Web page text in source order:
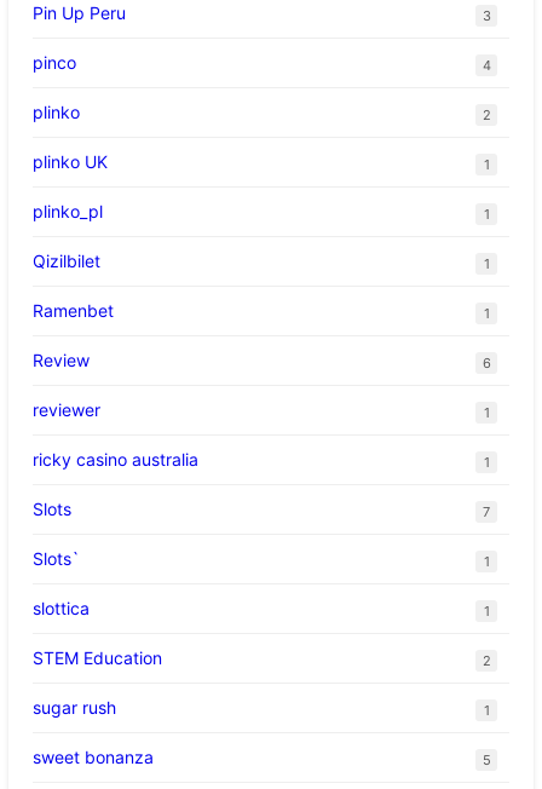
Pin Up Peru 3
pinco 4
plinko 2
plinko UK 1
plinko_pl 1
Qizilbilet 1
Ramenbet 1
Review 6
reviewer 1
ricky casino australia 1
Slots 7
Slots` 1
slottica 1
STEM Education 2
sugar rush 1
sweet bonanza 5